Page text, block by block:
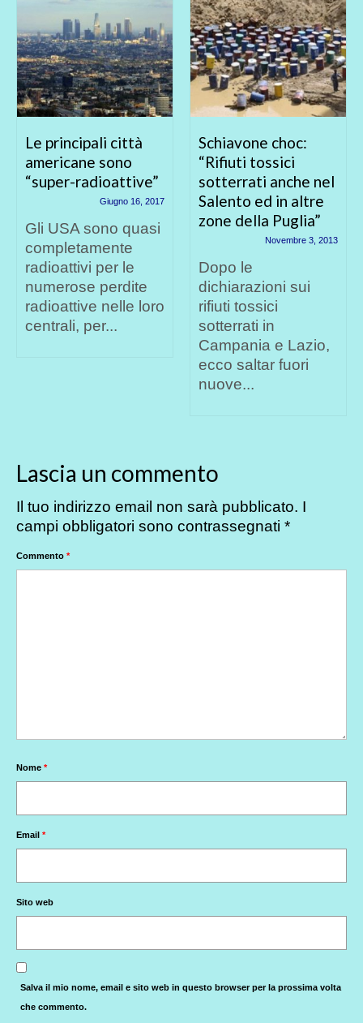
Le principali città
americane sono
“super-radioattive”
Giugno 16, 2017
Gli USA sono quasi
completamente
radioattivi per le
numerose perdite
radioattive nelle loro
centrali, per...
Schiavone choc:
“Rifiuti tossici
sotterrati anche nel
Salento ed in altre
zone della Puglia”
Novembre 3, 2013
Dopo le
dichiarazioni sui
rifiuti tossici
sotterrati in
Campania e Lazio,
ecco saltar fuori
nuove...
Lascia un commento
Il tuo indirizzo email non sarà pubblicato. I
campi obbligatori sono contrassegnati *
Commento *
Nome *
Email *
Sito web
Salva il mio nome, email e sito web in questo browser per la prossima volta
che commento.